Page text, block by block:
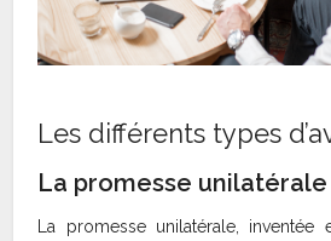
Les différents types
La promesse unilatérale
La promesse unilatérale,